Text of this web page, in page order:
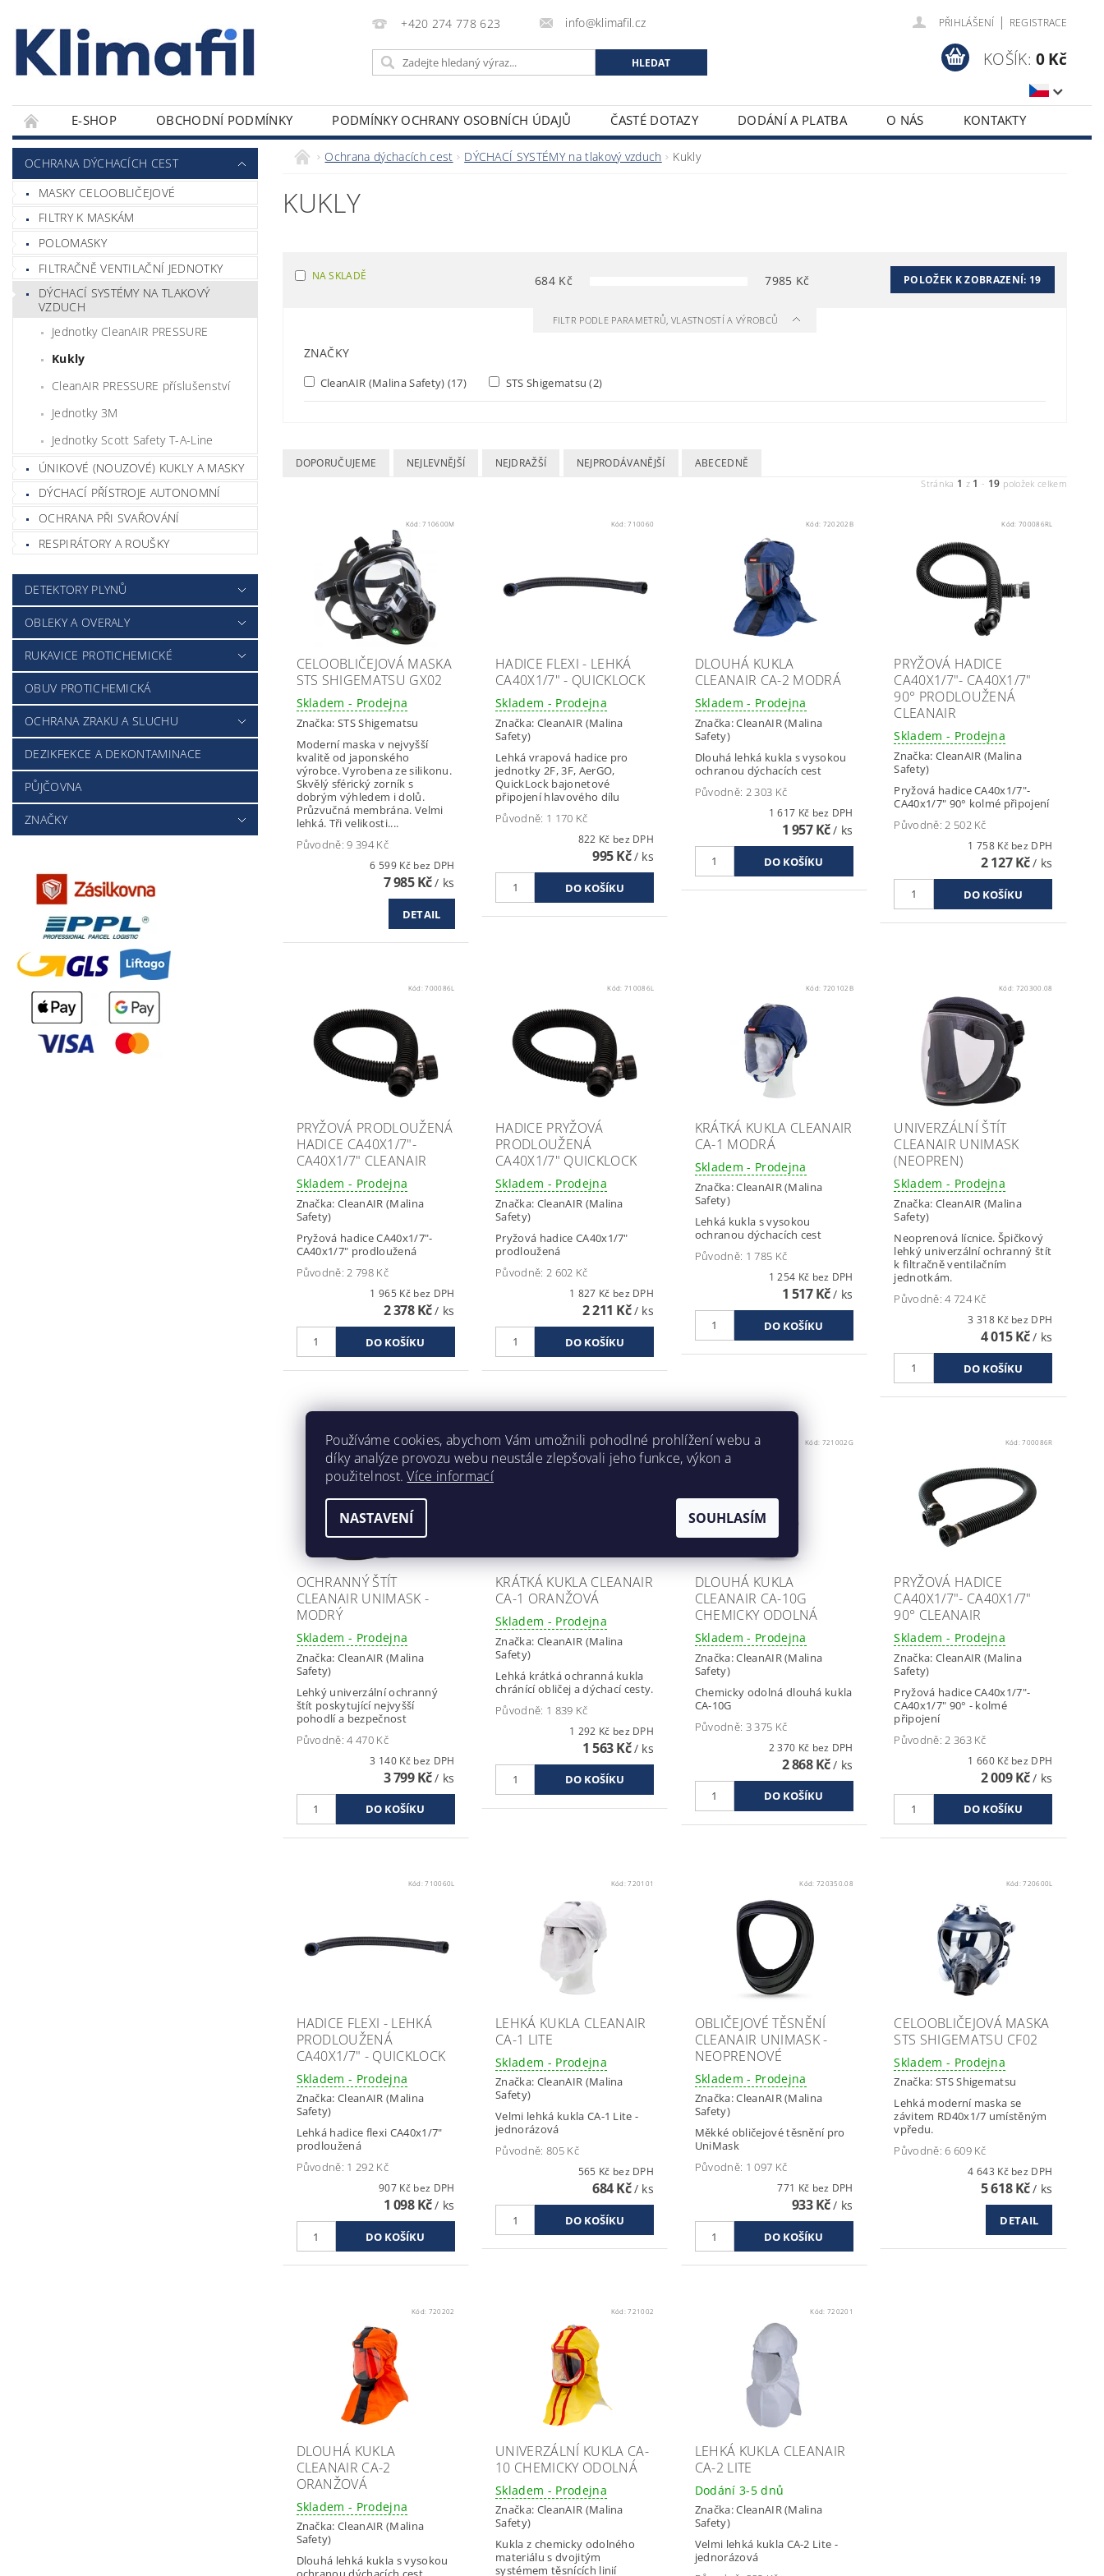
+420 274 778 623 info@klimafil.cz PŘIHLÁŠENÍ | REGISTRACE
KOŠÍK: 0 Kč
E-SHOP OBCHODNÍ PODMÍNKY PODMÍNKY OCHRANY OSOBNÍCH ÚDAJŮ ČASTÉ DOTAZY DODÁNÍ A PLATBA O NÁS KONTAKTY
OCHRANA DÝCHACÍCH CEST
MASKY CELOOBLIČEJOVÉ
FILTRY K MASKÁM
POLOMASKY
FILTRAČNĚ VENTILAČNÍ JEDNOTKY
DÝCHACÍ SYSTÉMY NA TLAKOVÝ
VZDUCH
Jednotky CleanAIR PRESSURE
Kukly
CleanAIR PRESSURE příslušenství
Jednotky 3M
Jednotky Scott Safety T-A-Line
ÚNIKOVÉ (NOUZOVÉ) KUKLY A MASKY
DÝCHACÍ PŘÍSTROJE AUTONOMNÍ
OCHRANA PŘI SVAŘOVÁNÍ
RESPIRÁTORY A ROUŠKY
DETEKTORY PLYNŮ
OBLEKY A OVERALY
RUKAVICE PROTICHEMICKÉ
OBUV PROTICHEMICKÁ
OCHRANA ZRAKU A SLUCHU
DEZIKFEKCE A DEKONTAMINACE
PŮJČOVNA
ZNAČKY
Ochrana dýchacích cest DÝCHACÍ SYSTÉMY na tlakový vzduch Kukly
KUKLY
NA SKLADĚ 684Kč 7985 Kč POLOŽEK K ZOBRAZENÍ: 19
FILTR PODLE PARAMETRŮ, VLASTNOSTÍ A VÝROBCŮ
ZNAČKY
CleanAIR (Malina Safety) (17) STS Shigematsu(2)
DOPORUČUJEME NEJLEVNĚJŠÍ NEJDRAŽŠÍ NEJPRODÁVANĚJŠÍ ABECEDNĚ
Stránka 1 z 1 - 19 položek celkem
Kód:710600M
CELOOBLIČEJOVÁ MASKA
STS SHIGEMATSU GX02
Skladem - Prodejna
Značka:STS Shigematsu
Moderní maska v nejvyšší
kvalitě od japonského
výrobce. Vyrobena ze silikonu.
Skvělý sférický zorník s
dobrým výhledem i dolů.
Průzvučná membrána. Velmi
lehká. Tři velikosti....
Původně:9 394 Kč
6 599 Kč bez DPH
7 985 Kč/ ks
DETAIL
Kód:710060
HADICE FLEXI - LEHKÁ
CA40X1/7" - QUICKLOCK
Skladem - Prodejna
Značka: CleanAIR (Malina
Safety)
Lehká vrapová hadice pro
jednotky 2F, 3F, AerGO,
QuickLock bajonetové
připojení hlavového dílu
Původně: 1 170 Kč
822 Kč bez DPH
995 Kč/ ks
Kód: 720202B
DLOUHÁ KUKLA
CLEANAIR CA-2 MODRÁ
Skladem - Prodejna
Značka:CleanAIR (Malina
Safety)
Dlouhá lehká kukla s vysokou
ochranou dýchacích cest
Původně: 2 303 Kč
1 617 Kč bez DPH
1 957 Kč/ ks
Kód: 700086RL
PRYŽOVÁ HADICE
CA40X1/7"- CA40X1/7"
90° PRODLOUŽENÁ
CLEANAIR
Skladem - Prodejna
Značka: CleanAIR (Malina
Safety)
Pryžová hadice CA40x1/7"-
CA40x1/7" 90° kolmé připojení
Původně:2 502 Kč
1 758 Kč bez DPH
2 127 Kč/ ks
Kód:700086L
PRYŽOVÁ PRODLOUŽENÁ
HADICE CA40X1/7"-
CA40X1/7" CLEANAIR
Skladem - Prodejna
Značka:CleanAIR (Malina
Safety)
Pryžová hadice CA40x1/7"-
CA40x1/7" prodloužená
Původně:2 798 Kč
1 965 Kč bez DPH
2 378 Kč/ ks
Kód: 710086L
HADICE PRYŽOVÁ
PRODLOUŽENÁ
CA40X1/7" QUICKLOCK
Skladem - Prodejna
Značka: CleanAIR (Malina
Safety)
Pryžová hadice CA40x1/7"
prodloužená
Původně: 2 602 Kč
1 827 Kč bez DPH
2 211 Kč/ ks
Kód: 720102B
KRÁTKÁ KUKLA CLEANAIR
CA-1 MODRÁ
Skladem - Prodejna
Značka:CleanAIR (Malina
Safety)
Lehká kukla s vysokou
ochranou dýchacích cest
Původně: 1 785 Kč
1 254 Kč bez DPH
1 517 Kč/ ks
Kód: 720300.08
UNIVERZÁLNÍ ŠTÍT
CLEANAIR UNIMASK
(NEOPREN)
Skladem - Prodejna
Značka: CleanAIR (Malina
Safety)
Neoprenová lícnice. Špičkový
lehký univerzální ochranný štít
k filtračně ventilačním
jednotkám.
Původně:4 724 Kč
3 318 Kč bez DPH
4 015 Kč/ ks
Kód:720300.02
OCHRANNÝ ŠTÍT
CLEANAIR UNIMASK -
MODRÝ
Skladem - Prodejna
Značka:CleanAIR (Malina
Safety)
Lehký univerzální ochranný
štít poskytující nejvyšší
pohodlí a bezpečnost
Původně:4 470 Kč
3 140 Kč bez DPH
3 799 Kč/ ks
Kód: 720102
KRÁTKÁ KUKLA CLEANAIR
CA-1 ORANŽOVÁ
Skladem - Prodejna
Značka: CleanAIR (Malina
Safety)
Lehká krátká ochranná kukla
chránící obličej a dýchací cesty.
Původně: 1 839 Kč
1 292 Kč bez DPH
1 563 Kč/ ks
Kód: 721002G
DLOUHÁ KUKLA
CLEANAIR CA-10G
CHEMICKY ODOLNÁ
Skladem - Prodejna
Značka:CleanAIR (Malina
Safety)
Chemicky odolná dlouhá kukla
CA-10G
Původně: 3 375 Kč
2 370 Kč bez DPH
2 868 Kč/ ks
Kód:700086R
PRYŽOVÁ HADICE
CA40X1/7"- CA40X1/7"
90° CLEANAIR
Skladem - Prodejna
Značka: CleanAIR (Malina
Safety)
Pryžová hadice CA40x1/7"-
CA40x1/7" 90° - kolmé
připojení
Původně: 2 363 Kč
1 660 Kč bez DPH
2 009 Kč/ ks
Kód:710060L
HADICE FLEXI - LEHKÁ
PRODLOUŽENÁ
CA40X1/7" - QUICKLOCK
Skladem - Prodejna
Značka:CleanAIR (Malina
Safety)
Lehká hadice flexi CA40x1/7"
prodloužená
Původně: 1 292 Kč
907 Kč bez DPH
1 098 Kč/ ks
Kód:720101
LEHKÁ KUKLA CLEANAIR
CA-1 LITE
Skladem - Prodejna
Značka: CleanAIR (Malina
Safety)
Velmi lehká kukla CA-1 Lite -
jednorázová
Původně: 805 Kč
565 Kč bez DPH
684 Kč/ ks
Kód: 720350.08
OBLIČEJOVÉ TĚSNĚNÍ
CLEANAIR UNIMASK -
NEOPRENOVÉ
Skladem - Prodejna
Značka:CleanAIR (Malina
Safety)
Měkké obličejové těsnění pro
UniMask
Původně: 1 097 Kč
771 Kč bez DPH
933 Kč/ ks
Kód:720600L
CELOOBLIČEJOVÁ MASKA
STS SHIGEMATSU CF02
Skladem - Prodejna
Značka: STS Shigematsu
Lehká moderní maska se
závitem RD40x1/7 umístěným
vpředu.
Původně:6 609 Kč
4 643 Kč bez DPH
5 618 Kč/ ks
DETAIL
Kód: 720202
DLOUHÁ KUKLA
CLEANAIR CA-2
ORANŽOVÁ
Skladem - Prodejna
Značka:CleanAIR (Malina
Safety)
Dlouhá lehká kukla s vysokou
Kód:721002
UNIVERZÁLNÍ KUKLA CA-
10 CHEMICKY ODOLNÁ
Skladem - Prodejna
Značka: CleanAIR (Malina
Safety)
Kukla z chemicky odolného
materiálu s dvojitým
systémem těsnících linií
Kód: 720201
LEHKÁ KUKLA CLEANAIR
CA-2 LITE
Dodání 3-5 dnů
Značka:CleanAIR (Malina
Safety)
Velmi lehká kukla CA-2 Lite -
jednorázová
Používáme cookies, abychom Vám umožnili pohodlné prohlížení webu a
díky analýze provozu webu neustále zlepšovali jeho funkce, výkon a
použitelnost.Více informací
NASTAVENÍ SOUHLASÍM